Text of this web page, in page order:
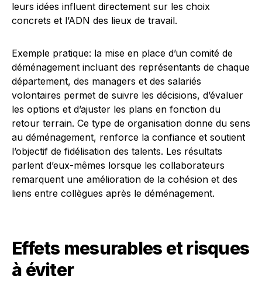
leurs idées influent directement sur les choix
concrets et l’ADN des lieux de travail.
Exemple pratique: la mise en place d’un comité de
déménagement incluant des représentants de chaque
département, des managers et des salariés
volontaires permet de suivre les décisions, d’évaluer
les options et d’ajuster les plans en fonction du
retour terrain. Ce type de organisation donne du sens
au déménagement, renforce la confiance et soutient
l’objectif de fidélisation des talents. Les résultats
parlent d’eux-mêmes lorsque les collaborateurs
remarquent une amélioration de la cohésion et des
liens entre collègues après le déménagement.
Effets mesurables et risques
à éviter